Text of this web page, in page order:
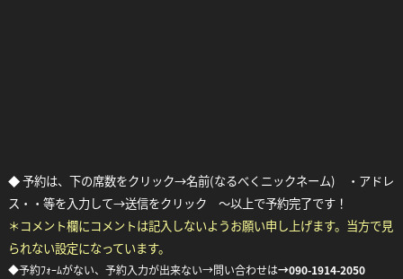
◆ 予約は、下の席数をクリック→名前(なるべくニックネーム) ・アドレ
ス・・等を入力して→送信をクリック ～以上で予約完了です！
＊コメント欄にコメントは記入しないようお願い申し上げます。当方で見
られない設定になっています。
◆予約ﾌｫｰﾑがない、予約入力が出来ない→問い合わせは→090-1914-2050